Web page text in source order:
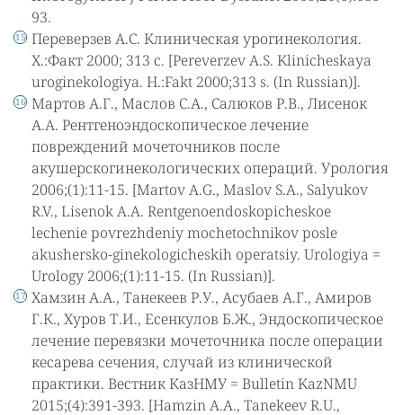
93.
Переверзев А.С. Клиническая урогинекология.
Х.:Факт 2000; 313 с. [Pereverzev A.S. Klinicheskaya
uroginekologiya. H.:Fakt 2000;313 s. (In Russian)].
Мартов А.Г., Маслов С.А., Салюков Р.В., Лисенок
А.А. Рентгеноэндоскопическое лечение
повреждений мочеточников после
акушерскогинекологических операций. Урология
2006;(1):11-15. [Martov A.G., Maslov S.A., Salyukov
R.V., Lisenok A.A. Rentgenoendoskopicheskoe
lechenie povrezhdeniy mochetochnikov posle
akushersko-ginekologicheskih operatsiy. Urologiya =
Urology 2006;(1):11-15. (In Russian)].
Хамзин А.А., Танекеев Р.У., Асубаев А.Г., Амиров
Г.К., Хуров Т.И., Есенкулов Б.Ж., Эндоскопическое
лечение перевязки мочеточника после операции
кесарева сечения, случай из клинической
практики. Вестник КазНМУ = Bulletin KazNMU
2015;(4):391-393. [Hamzin A.A., Tanekeev R.U.,